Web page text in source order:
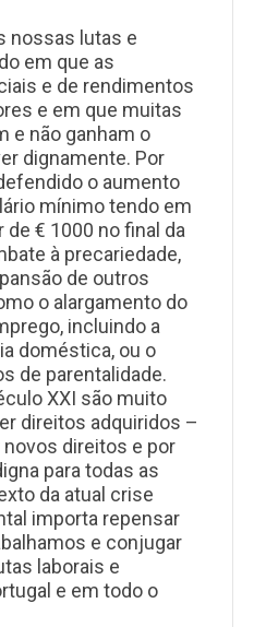
nossas lutas e
em que as
e de rendimentos
e em que muitas
e não ganham o
dignamente. Por
o aumento
mínimo tendo em
€ 1000 no final da
à precariedade,
de outros
o alargamento do
incluindo a
doméstica, ou o
de parentalidade.
XXI são muito
direitos adquiridos –
direitos e por
para todas as
da atual crise
importa repensar
e conjugar
laborais e
e em todo o